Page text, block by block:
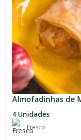
Almofadinhas de
4 Unidades
Fresco